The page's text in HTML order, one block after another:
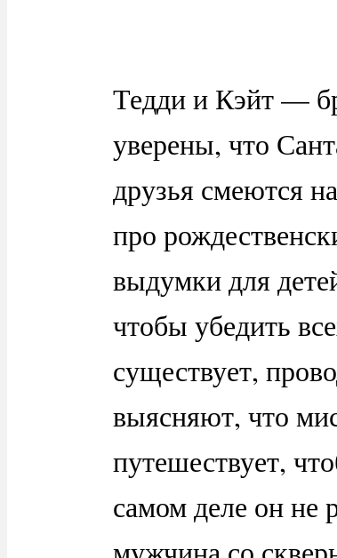
Тедди и Кэйт —
уверены, что
друзья смеются
про
выдумки для
чтобы убедить
существует,
выясняют, что
путешествует,
самом деле он не